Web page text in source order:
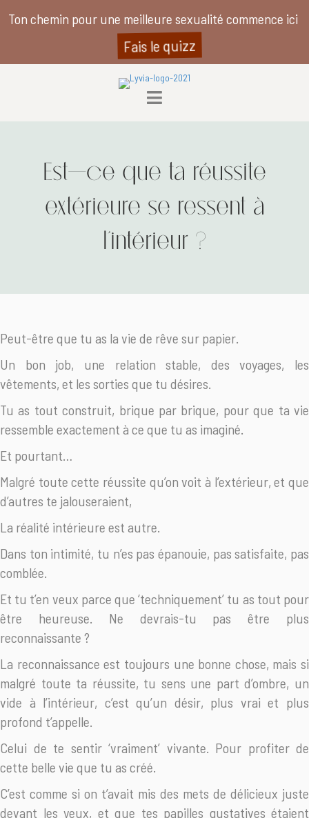
Est-ce que ta réussite
extérieure se ressent à
l’intérieur ?
Peut-être que tu as la vie de rêve sur papier.
Un bon job, une relation stable, des voyages, les
vêtements, et les sorties que tu désires.
Tu as tout construit, brique par brique, pour que ta vie
ressemble exactement à ce que tu as imaginé.
Et pourtant…
Malgré toute cette réussite qu’on voit à l’extérieur, et que
d’autres te jalouseraient,
La réalité intérieure est autre.
Dans ton intimité, tu n’es pas épanouie, pas satisfaite, pas
comblée.
Et tu t’en veux parce que ‘techniquement’ tu as tout pour
être heureuse. Ne devrais-tu pas être plus
reconnaissante ?
La reconnaissance est toujours une bonne chose, mais si
malgré toute ta réussite, tu sens une part d’ombre, un
vide à l’intérieur, c’est qu’un désir, plus vrai et plus
profond t’appelle.
Celui de te sentir ‘vraiment’ vivante. Pour profiter de
cette belle vie que tu as créé.
C’est comme si on t’avait mis des mets de délicieux juste
devant les yeux, et que tes papilles gustatives étaient
Ton chemin pour une meilleure sexualité commence ici
Fais le quizz